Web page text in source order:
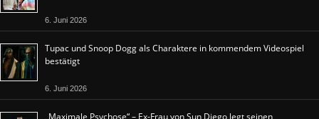
6. Juni 2026
Tupac und Snoop Dogg als Charaktere in kommendem Videospiel
bestätigt
6. Juni 2026
„Maximale Psychose“ – Ex-Frau von Sun Diego legt seinen